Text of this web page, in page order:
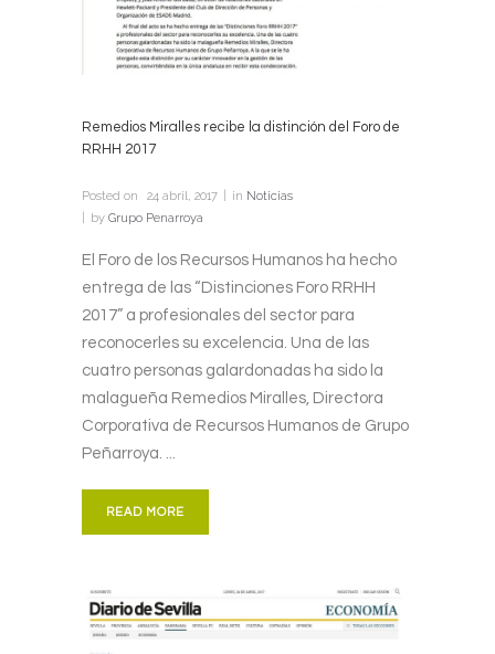
Remedios Miralles recibe la distinción del Foro de
RRHH 2017
Posted on 24 abril, 2017 in Noticias
by Grupo Penarroya
El Foro de los Recursos Humanos ha hecho
entrega de las “Distinciones Foro RRHH
2017” a profesionales del sector para
reconocerles su excelencia. Una de las
cuatro personas galardonadas ha sido la
malagueña Remedios Miralles, Directora
Corporativa de Recursos Humanos de Grupo
Peñarroya. ...
READ MORE